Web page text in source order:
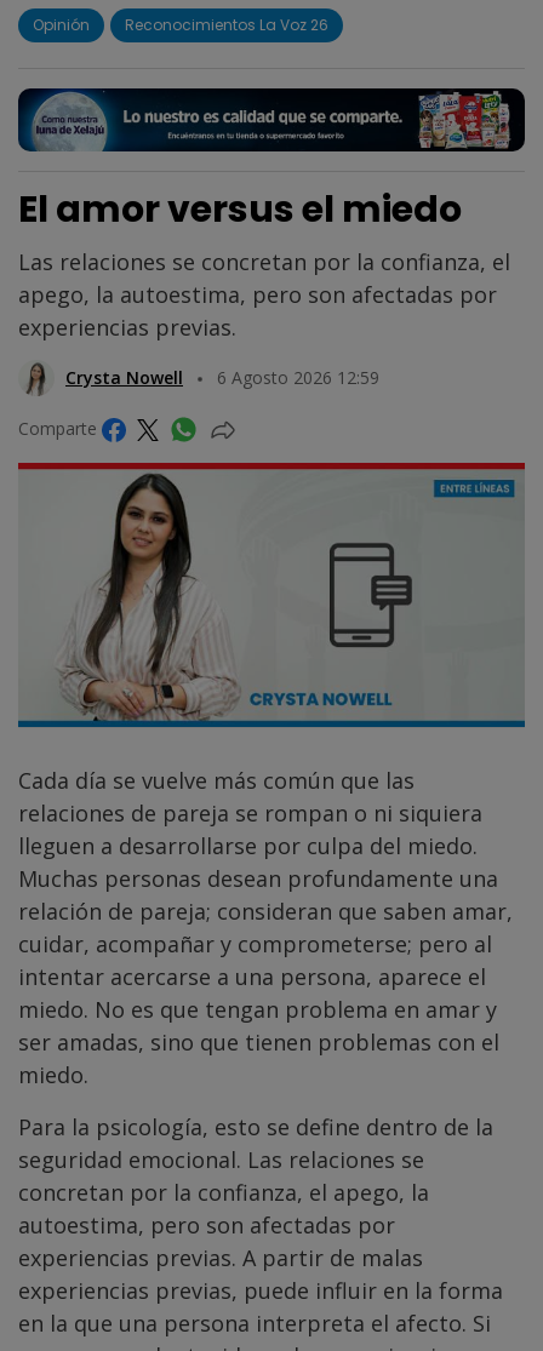
Opinión Reconocimientos La Voz 26
El amor versus el miedo
Las relaciones se concretan por la confianza, el
apego, la autoestima, pero son afectadas por
experiencias previas.
Crysta Nowell 6 Agosto 2026 12:59
Comparte
Cada día se vuelve más común que las
relaciones de pareja se rompan o ni siquiera
lleguen a desarrollarse por culpa del miedo.
Muchas personas desean profundamente una
relación de pareja; consideran que saben amar,
cuidar, acompañar y comprometerse; pero al
intentar acercarse a una persona, aparece el
miedo. No es que tengan problema en amar y
ser amadas, sino que tienen problemas con el
miedo.
Para la psicología, esto se define dentro de la
seguridad emocional. Las relaciones se
concretan por la confianza, el apego, la
autoestima, pero son afectadas por
experiencias previas. A partir de malas
experiencias previas, puede influir en la forma
en la que una persona interpreta el afecto. Si